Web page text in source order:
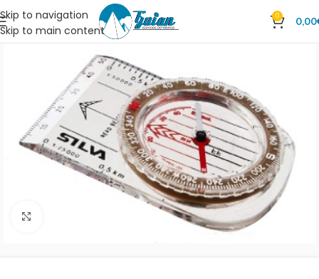
Skip to navigation
Skip to main content
0 0,00